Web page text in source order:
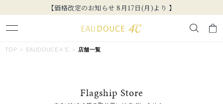
【価格改定のお知らせ 8月17日(月)より 】
#ハーフエタニティリング
TOP EAUDOUCE４℃ 店舗一覧
Flagship Store